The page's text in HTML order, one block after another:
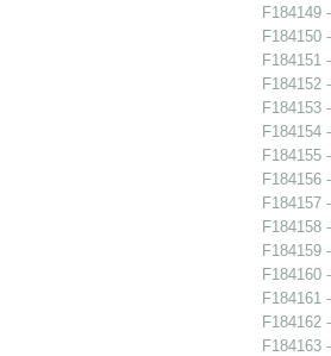
F184149
F184150
F184151
F184152
F184153
F184154
F184155
F184156
F184157
F184158
F184159
F184160
F184161
F184162
F184163